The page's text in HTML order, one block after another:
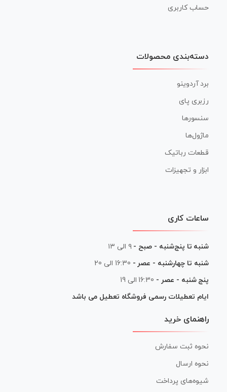
حساب کاربری
دسته‌بندی محصولات
برد آردوینو
رزبری پای
سنسورها
ماژول‌ها
قطعات رباتیک
ابزار و تجهیزات
ساعات کاری
شنبه تا پنج‌شنبه - صبح - ۹ الی ۱۳
شنبه تا چهارشنبه - عصر - 16:30 الی 20
پنج شنبه - عصر - 16:30 الی 19
ایام تعطیلات رسمی فروشگاه تعطیل می باشد
راهنمای خرید
نحوه ثبت سفارش
نحوه ارسال
شیوه‌های پرداخت